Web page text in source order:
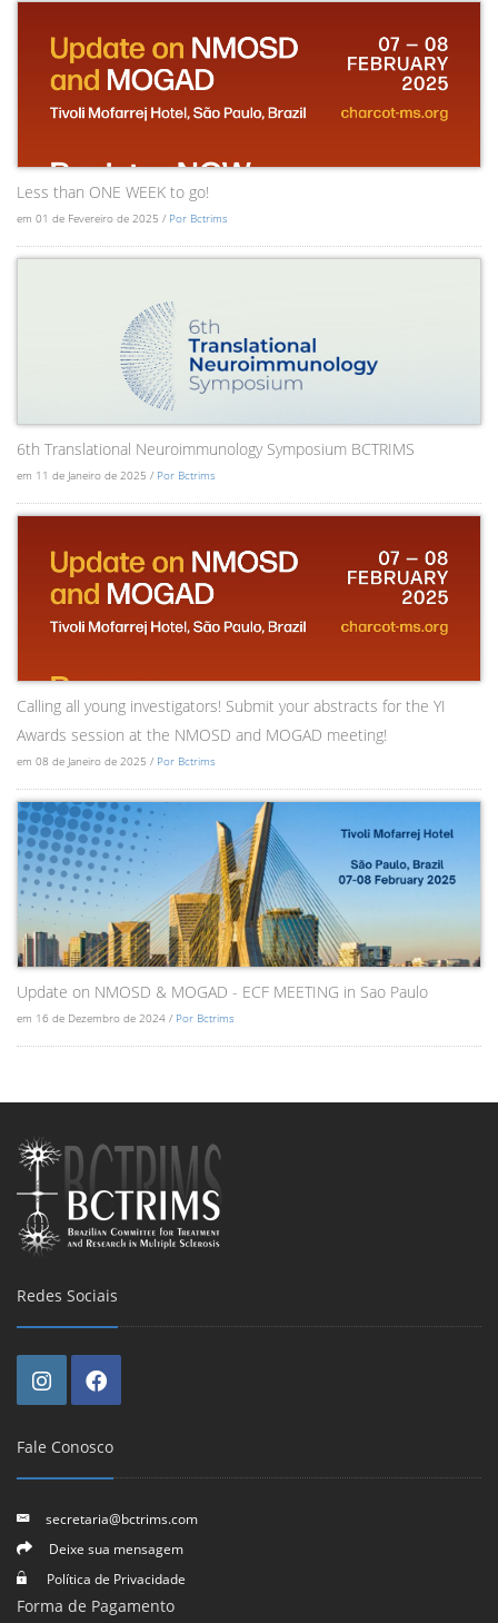
Less than ONE WEEK to go!
em 01 de Fevereiro de 2025 / Por Bctrims
6th Translational Neuroimmunology Symposium BCTRIMS
em 11 de Janeiro de 2025 / Por Bctrims
Calling all young investigators! Submit your abstracts for the YI
Awards session at the NMOSD and MOGAD meeting!
em 08 de Janeiro de 2025 / Por Bctrims
Update on NMOSD & MOGAD - ECF MEETING in Sao Paulo
em 16 de Dezembro de 2024 / Por Bctrims
Redes Sociais
Fale Conosco
secretaria@bctrims.com
Deixe sua mensagem
Política de Privacidade
Forma de Pagamento